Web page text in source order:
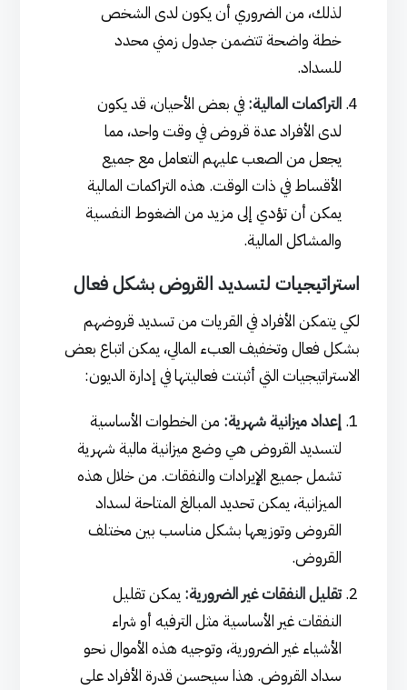
لذلك، من الضروري أن يكون لدى الشخص
خطة واضحة تتضمن جدول زمني محدد
للسداد.
التراكمات المالية: في بعض الأحيان، قد يكون
لدى الأفراد عدة قروض في وقت واحد، مما
يجعل من الصعب عليهم التعامل مع جميع
الأقساط في ذات الوقت. هذه التراكمات المالية
يمكن أن تؤدي إلى مزيد من الضغوط النفسية
والمشاكل المالية.
استراتيجيات لتسديد القروض بشكل فعال
لكي يتمكن الأفراد في القريات من تسديد قروضهم
بشكل فعال وتخفيف العبء المالي، يمكن اتباع بعض
الاستراتيجيات التي أثبتت فعاليتها في إدارة الديون:
إعداد ميزانية شهرية: من الخطوات الأساسية
لتسديد القروض هي وضع ميزانية مالية شهرية
تشمل جميع الإيرادات والنفقات. من خلال هذه
الميزانية، يمكن تحديد المبالغ المتاحة لسداد
القروض وتوزيعها بشكل مناسب بين مختلف
القروض.
تقليل النفقات غير الضرورية: يمكن تقليل
النفقات غير الأساسية مثل الترفيه أو شراء
الأشياء غير الضرورية، وتوجيه هذه الأموال نحو
سداد القروض. هذا سيحسن قدرة الأفراد على